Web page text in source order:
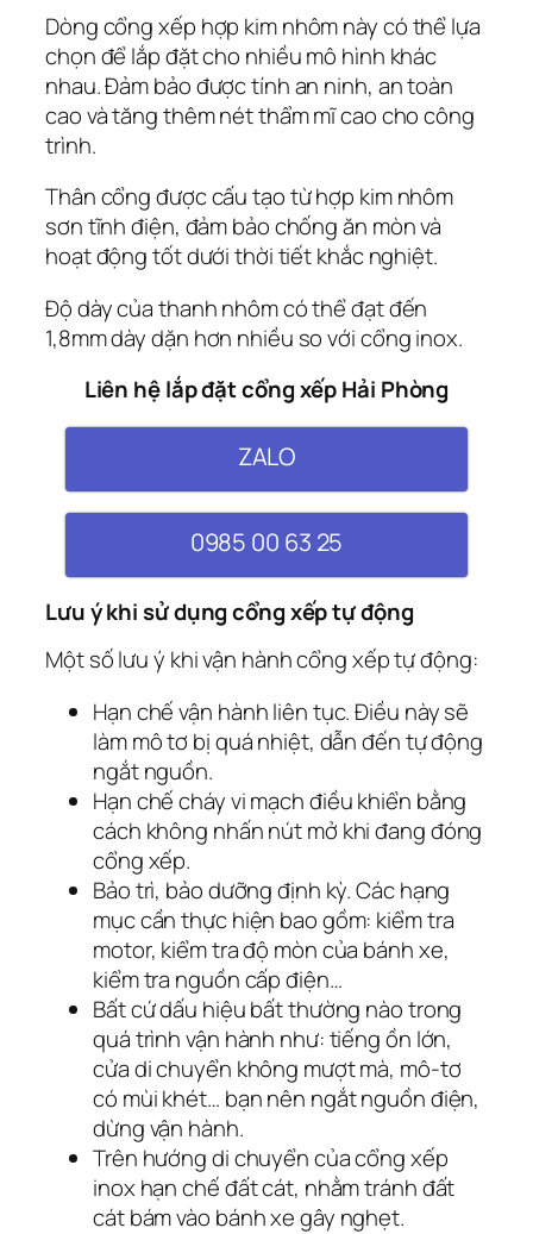
Dòng cổng xếp hợp kim nhôm này có thể lựa
chọn để lắp đặt cho nhiều mô hình khác
nhau. Đảm bảo được tính an ninh, an toàn
cao và tăng thêm nét thẩm mĩ cao cho công
trình.
Thân cổng được cấu tạo từ hợp kim nhôm
sơn tĩnh điện, đảm bảo chống ăn mòn và
hoạt động tốt dưới thời tiết khắc nghiệt.
Độ dày của thanh nhôm có thể đạt đến
1,8mm dày dặn hơn nhiều so với cổng inox.
Liên hệ lắp đặt cổng xếp Hải Phòng
ZALO
0985 00 63 25
Lưu ý khi sử dụng cổng xếp tự động
Một số lưu ý khi vận hành cổng xếp tự động:
Hạn chế vận hành liên tục. Điều này sẽ
làm mô tơ bị quá nhiệt, dẫn đến tự động
ngắt nguồn.
Hạn chế cháy vi mạch điều khiển bằng
cách không nhấn nút mở khi đang đóng
cổng xếp.
Bảo trì, bảo dưỡng định kỳ. Các hạng
mục cần thực hiện bao gồm: kiểm tra
motor, kiểm tra độ mòn của bánh xe,
kiểm tra nguồn cấp điện…
Bất cứ dấu hiệu bất thường nào trong
quá trình vận hành như: tiếng ồn lớn,
cửa di chuyển không mượt mà, mô-tơ
có mùi khét… bạn nên ngắt nguồn điện,
dừng vận hành.
Trên hướng di chuyển của cổng xếp
inox hạn chế đất cát, nhằm tránh đất
cát bám vào bánh xe gây nghẹt.